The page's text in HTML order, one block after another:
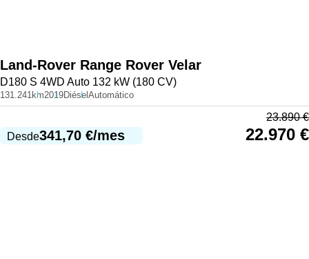
Land-Rover Range Rover Velar
D180 S 4WD Auto 132 kW (180 CV)
131.241km2019Diésel Automático
Desde341,70 €/mes
23.890€
22.970 €